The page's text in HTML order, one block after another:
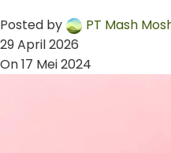
Posted by
PT Mash
29 April 2026
On 17 Mei 2024